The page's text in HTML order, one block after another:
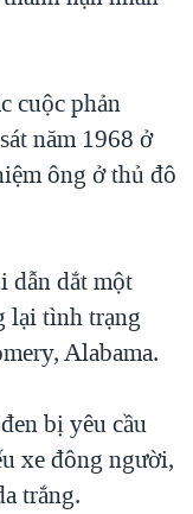
cuộc phản
năm 1968 ở
ông ở thủ đô
dẫn dắt một
lại tình trạng
Alabama.
bị yêu cầu
xe đông người,
trắng.